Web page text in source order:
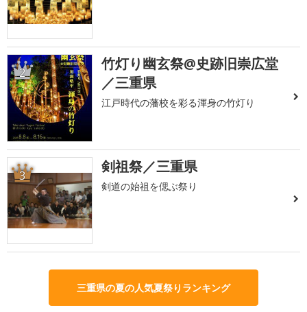
2
竹灯り幽玄祭@史跡旧崇広堂
／三重県
江戸時代の藩校を彩る渾身の竹灯り
3 剣祖祭／三重県
剣道の始祖を偲ぶ祭り
三重県の夏の人気夏祭りランキング